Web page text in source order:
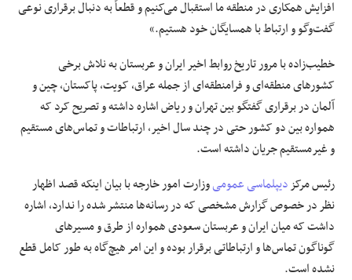
افزایش همکاری در منطقه ما استقبال می‌کنیم و قطعاً به دنبال برقراری نوعی
گفت‌وگو و ارتباط با همسایگان خود هستیم.»
خطیب‌زاده با مرور تاریخ روابط اخیر ایران و عربستان به نلاش برخی
کشورهای منطقه‌ای و فرامنطقه‌ای از جمله عراق، کویت، پاکستان، چین و
آلمان در برقراری گفتگو بین تهران و ریاض اشاره داشته و تصریح کرد که
همواره بین دو کشور حتی در چند سال اخیر، ارتباطات و تماس‌های مستقیم
و غیرمستقیم جریان داشته است.
رئیس مرکزدیپلماسی عمومیوزارت امور خارجه با بیان اینکه قصد اظهار
نظر در خصوص گزارش مشخصی که در رسانه‌ها منتشر شده را ندارد، اشاره
داشت که میان ایران و عربستان سعودی همواره از طرق و مسیرهای
گوناگون تماس‌ها و ارتباطاتی برقرار بوده و این امر هیچ‌گاه به طور کامل قطع
نشده است.